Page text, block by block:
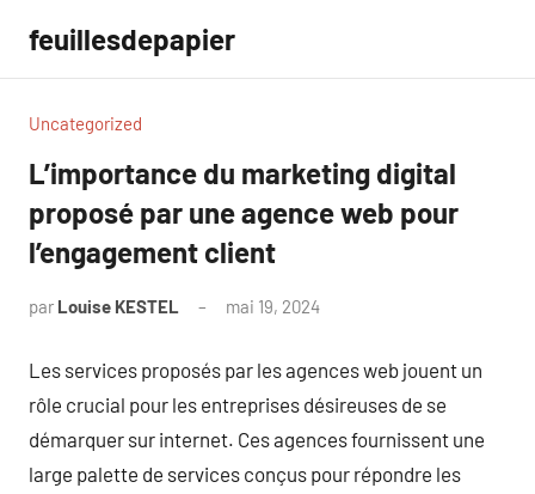
contenu
feuillesdepapier
Uncategorized
L’importance du marketing digital
proposé par une agence web pour
l’engagement client
par Louise KESTEL mai 19, 2024
Les services proposés par les agences web jouent un
rôle crucial pour les entreprises désireuses de se
démarquer sur internet. Ces agences fournissent une
large palette de services conçus pour répondre les